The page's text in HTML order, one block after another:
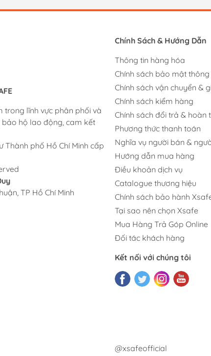
trong lĩnh vực phân phối và
hộ lao động, cam kết
Thành phố Hồ Chí Minh cấp
TP Hồ Chí Minh
Chính Sách & Hướng Dẫn
Thông tin hàng hóa
Chính sách bảo mật thông
Chính sách vận chuyển &
Chính sách kiểm hàng
Chính sách đổi trả & hoàn
Phương thức thanh toán
Nghĩa vụ người bán &
Hướng dẫn mua hàng
Điều khoản dịch vụ
Catalogue thương hiệu
Chính sách bảo hành
Tại sao nên chọn Xsafe
Mua Hàng Trả Góp Online
Đối tác khách hàng
Kết nối với chúng tôi
@xsafeofficial